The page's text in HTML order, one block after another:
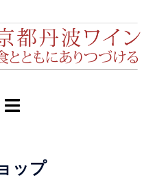
ップ